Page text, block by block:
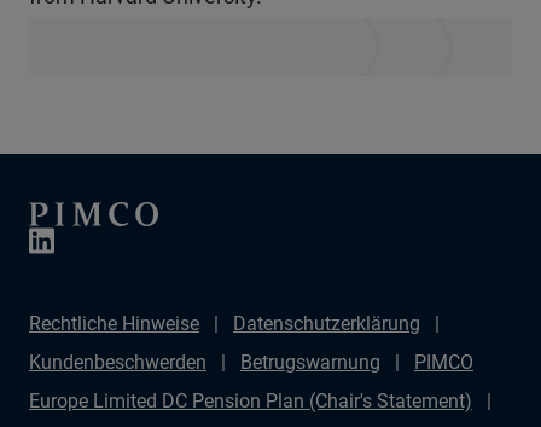
Rechtliche Hinweise
Datenschutzerklärung
Kundenbeschwerden
Betrugswarnung
PIMCO
Europe Limited DC Pension Plan (Chair's Statement)